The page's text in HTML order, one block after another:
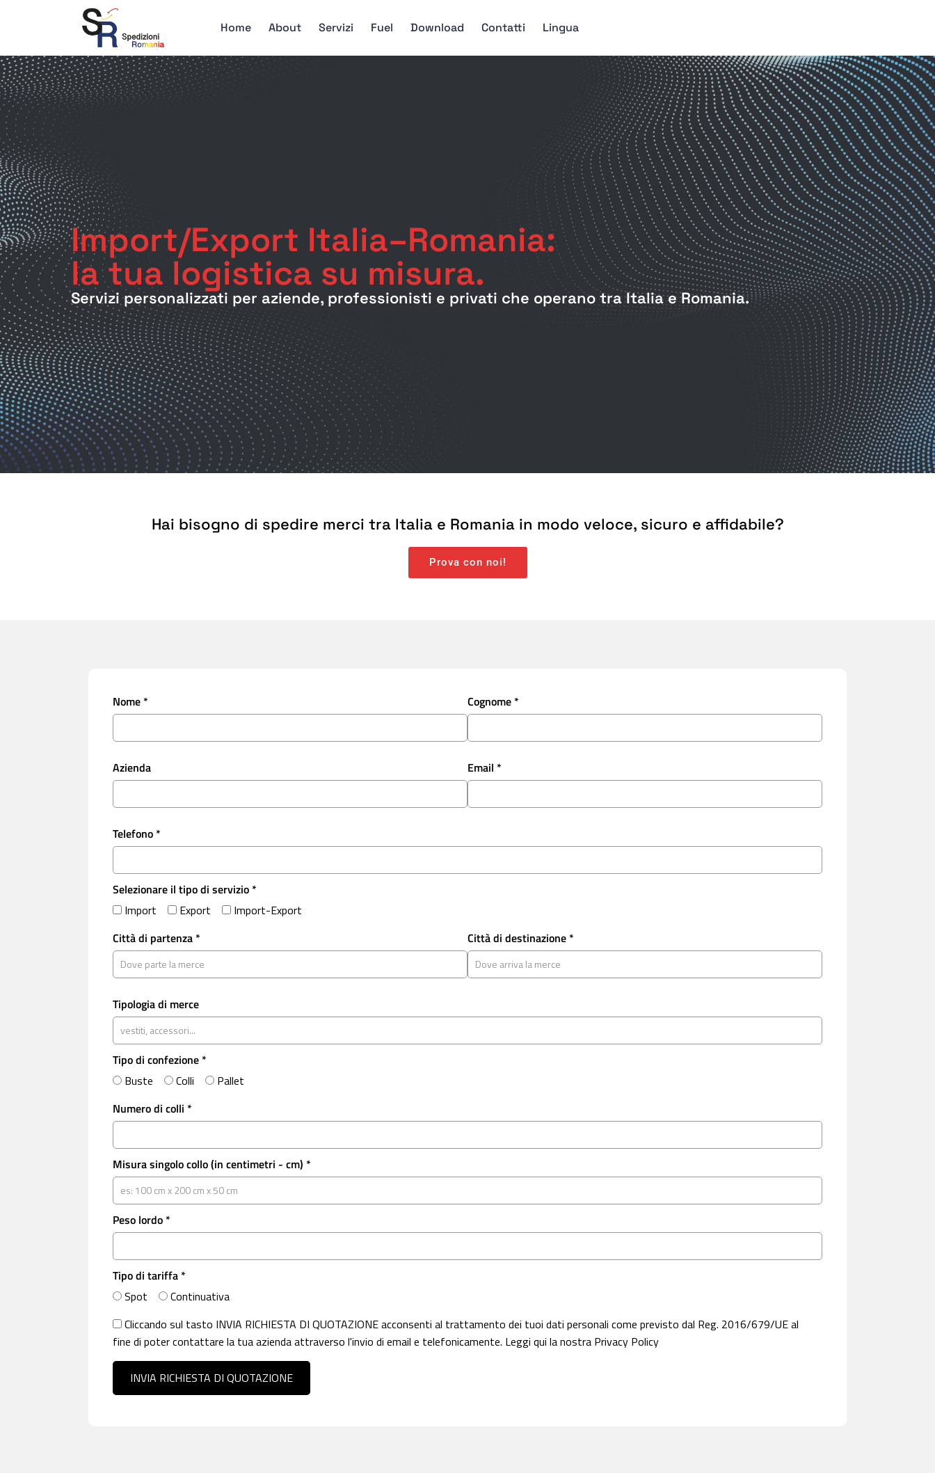
Home About Servizi Fuel Download Contatti Lingua
Import/Export Italia–Romania:
la tua logistica su misura.
Servizi personalizzati per aziende, professionisti e privati che operano tra Italia e Romania.
Hai bisogno di spedire merci tra Italia e Romania in modo veloce, sicuro e affidabile?
Prova con noi!
Nome * Cognome *
Azienda Email *
Telefono *
Selezionare il tipo di servizio *
Import
Export
Import-Export
Città di partenza *
Città di destinazione *
Tipologia di merce
Tipo di confezione *
Buste
Colli
Pallet
Numero di colli *
Misura singolo collo (in centimetri - cm) *
Peso lordo *
Tipo di tariffa *
Spot
Continuativa
Cliccando sul tasto INVIA RICHIESTA DI QUOTAZIONE acconsenti al trattamento dei tuoi dati personali come previsto dal Reg. 2016/679/UE al
fine di poter contattare la tua azienda attraverso l'invio di email e telefonicamente. Leggi qui la nostra Privacy Policy